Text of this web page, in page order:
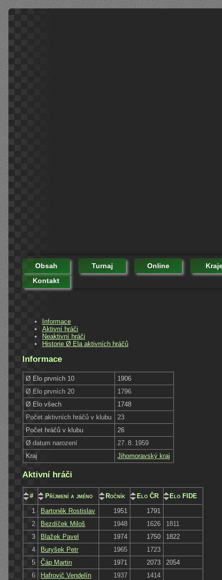
Obsah Turnaj Online
Kontakt
Informace
Aktivní hráči
Neaktivní hráči
Historie Ø Ela aktivních hráčů
Informace
Ø Elo prvních 10
1906
Ø Elo prvních 20
1796
Ø Elo všech
1748
Počet aktivních hráčů v klubu
23
Počet hráčů v klubu
26
Ø datum narození
27. 8. 1959
Kraj
Jihomoravský kraj
Aktivní hráči
# Příjmení a jméno Ročník Elo ČR
Elo FIDE
1
Bartoněk Rostislav 1951
1791
2
Bezdíček Miloš 1948 1626
1811
3
Blažek Pavel 1974 1750
1822
4
Buryšek Petr 1965
1723
5
Čáp Martin 1971 2073
2054
6
Hafrovič Vendelín 1937
1414